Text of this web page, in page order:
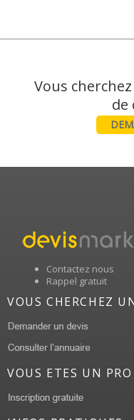
Vous
Contactez nous
Rappel gratuit
VOUS CHERCHEZ
VOUS ETES UN PRO